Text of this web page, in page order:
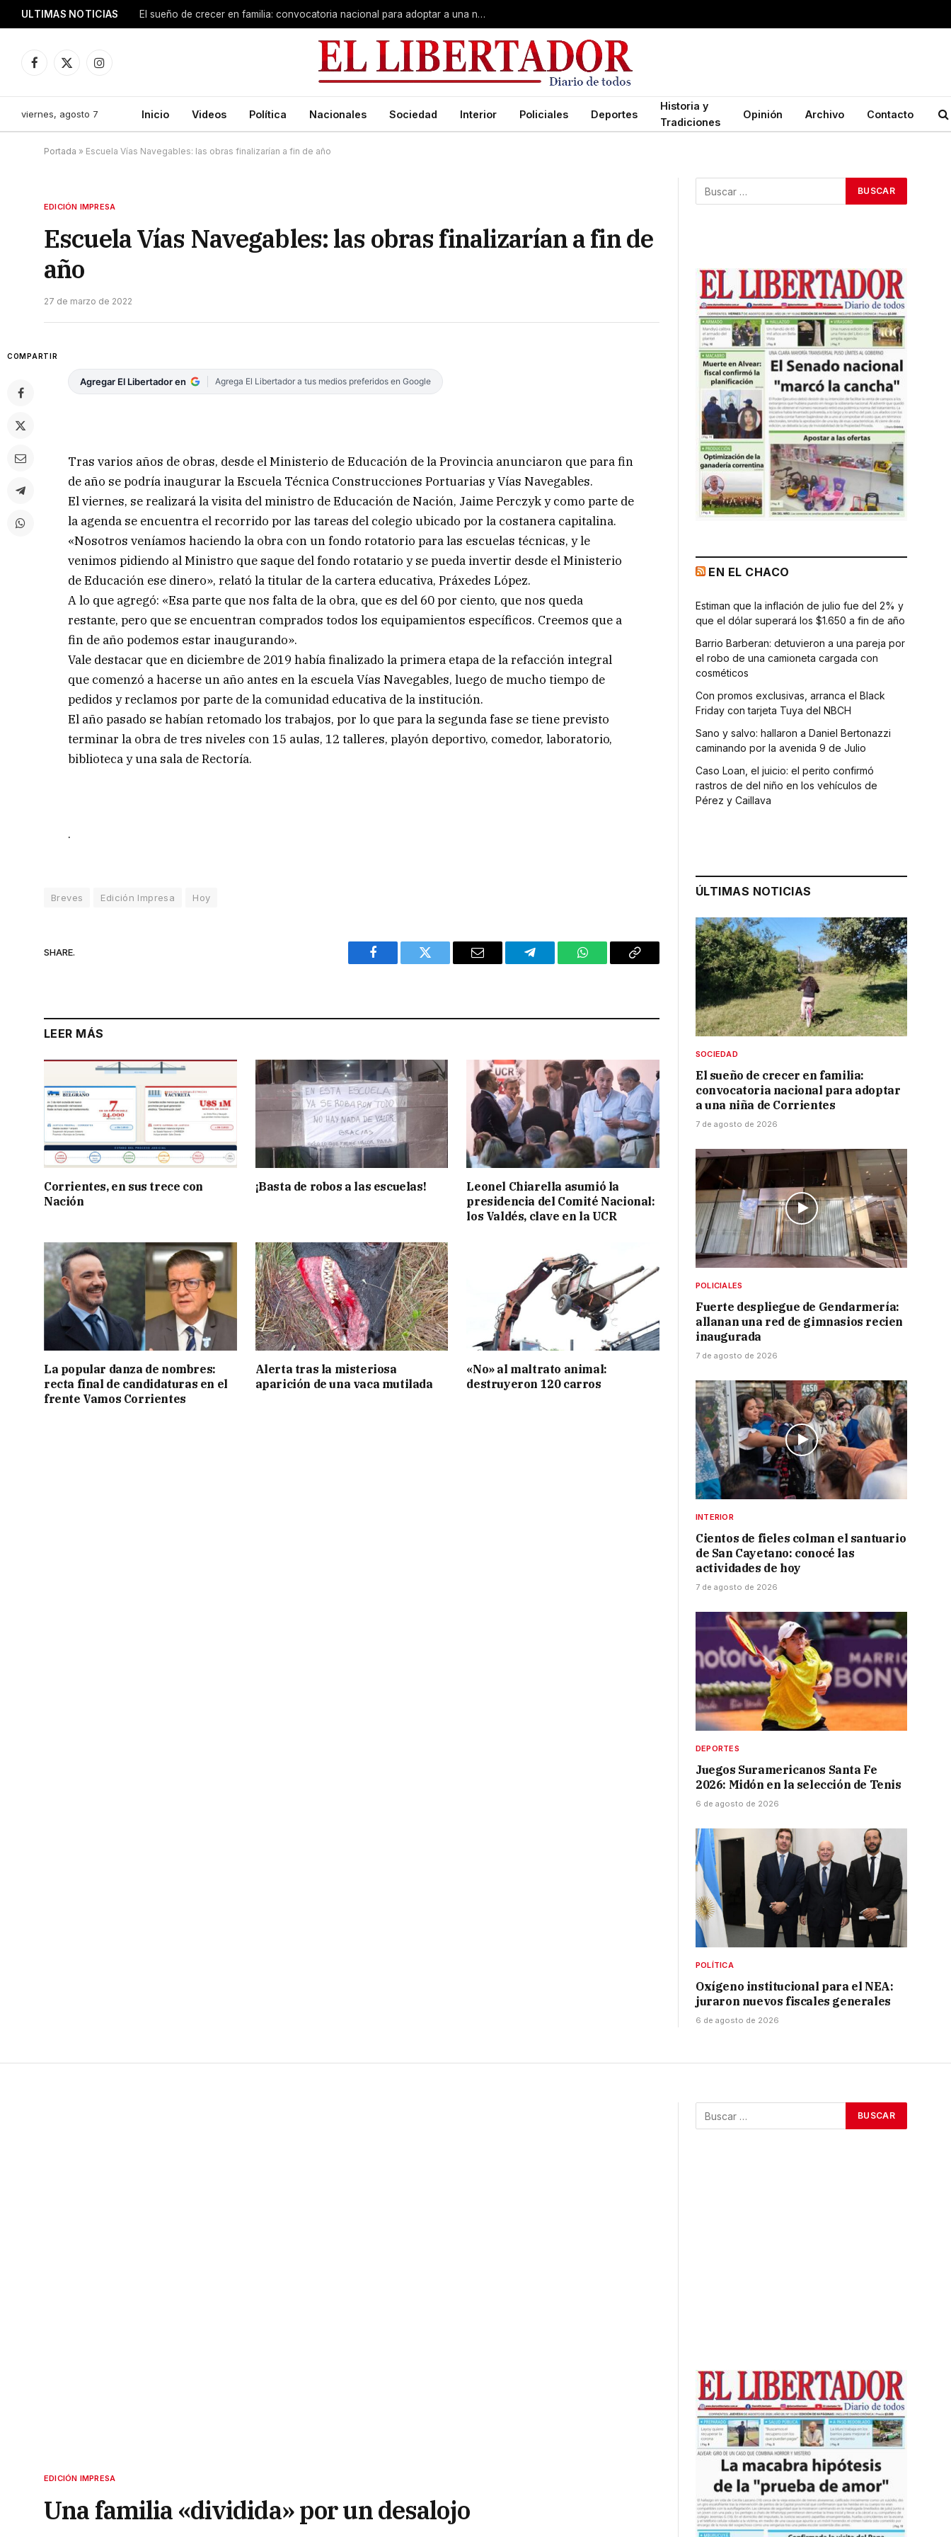
ULTIMAS NOTICIAS El sueño de crecer en familia: convocatoria nacional para adoptar a una niña de Corrientes
Facebook
X
Instagram
viernes, agosto 7 Inicio Videos Política Nacionales Sociedad Interior Policiales Deportes
Historia y
Tradiciones
Opinión Archivo Contacto
Portada » Escuela Vías Navegables: las obras finalizarían a fin de año
EDICIÓN IMPRESA
Escuela Vías Navegables: las obras finalizarían a fin de
año
27 de marzo de 2022
COMPARTIR
Agregar El Libertador en Agrega El Libertador a tus medios preferidos en Google
Tras varios años de obras, desde el Ministerio de Educación de la Provincia anunciaron que para fin
de año se podría inaugurar la Escuela Técnica Construcciones Portuarias y Vías Navegables.
El viernes, se realizará la visita del ministro de Educación de Nación, Jaime Perczyk y como parte de
la agenda se encuentra el recorrido por las tareas del colegio ubicado por la costanera capitalina.
«Nosotros veníamos haciendo la obra con un fondo rotatorio para las escuelas técnicas, y le
venimos pidiendo al Ministro que saque del fondo rotatario y se pueda invertir desde el Ministerio
de Educación ese dinero», relató la titular de la cartera educativa, Práxedes López.
A lo que agregó: «Esa parte que nos falta de la obra, que es del 60 por ciento, que nos queda
restante, pero que se encuentran comprados todos los equipamientos específicos. Creemos que a
fin de año podemos estar inaugurando».
Vale destacar que en diciembre de 2019 había finalizado la primera etapa de la refacción integral
que comenzó a hacerse un año antes en la escuela Vías Navegables, luego de mucho tiempo de
pedidos y reclamos por parte de la comunidad educativa de la institución.
El año pasado se habían retomado los trabajos, por lo que para la segunda fase se tiene previsto
terminar la obra de tres niveles con 15 aulas, 12 talleres, playón deportivo, comedor, laboratorio,
biblioteca y una sala de Rectoría.
.
Breves Edición Impresa Hoy
SHARE.
Facebook Twitter Email Telegram WhatsAppCopy
LEER MÁS
Corrientes, en sus trece con
Nación
¡Basta de robos a las escuelas!
Leonel Chiarella asumió la
presidencia del Comité Nacional:
los Valdés, clave en la UCR
La popular danza de nombres:
recta final de candidaturas en el
frente Vamos Corrientes
Alerta tras la misteriosa
aparición de una vaca mutilada
«No» al maltrato animal:
destruyeron 120 carros
EN EL CHACO
Estiman que la inflación de julio fue del 2% y
que el dólar superará los $1.650 a fin de año
Barrio Barberan: detuvieron a una pareja por
el robo de una camioneta cargada con
cosméticos
Con promos exclusivas, arranca el Black
Friday con tarjeta Tuya del NBCH
Sano y salvo: hallaron a Daniel Bertonazzi
caminando por la avenida 9 de Julio
Caso Loan, el juicio: el perito confirmó
rastros de del niño en los vehículos de
Pérez y Caillava
ÚLTIMAS NOTICIAS
SOCIEDAD
El sueño de crecer en familia:
convocatoria nacional para adoptar
a una niña de Corrientes
7 de agosto de 2026
POLICIALES
Fuerte despliegue de Gendarmería:
allanan una red de gimnasios recien
inaugurada
7 de agosto de 2026
INTERIOR
Cientos de fieles colman el santuario
de San Cayetano: conocé las
actividades de hoy
7 de agosto de 2026
DEPORTES
Juegos Suramericanos Santa Fe
2026: Midón en la selección de Tenis
6 de agosto de 2026
POLÍTICA
Oxígeno institucional para el NEA:
juraron nuevos fiscales generales
6 de agosto de 2026
EDICIÓN IMPRESA
Una familia «dividida» por un desalojo